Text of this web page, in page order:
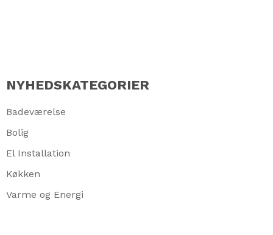
NYHEDSKATEGORIER
Badeværelse
Bolig
El Installation
Køkken
Varme og Energi